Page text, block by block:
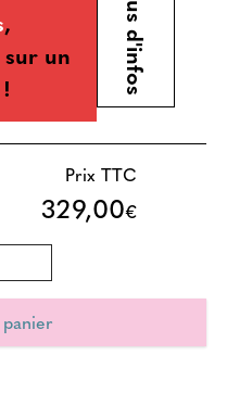
,
un
Plus d'infos
Prix TTC
329,00€